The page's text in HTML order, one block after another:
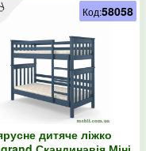
дитяче ліжко
Код:58058